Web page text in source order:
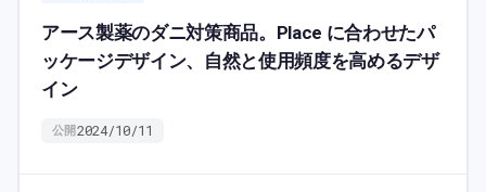
アース製薬のダニ対策商品。Place に合わせたパ
ッケージデザイン、自然と使用頻度を高めるデザ
イン
公開2024/10/11